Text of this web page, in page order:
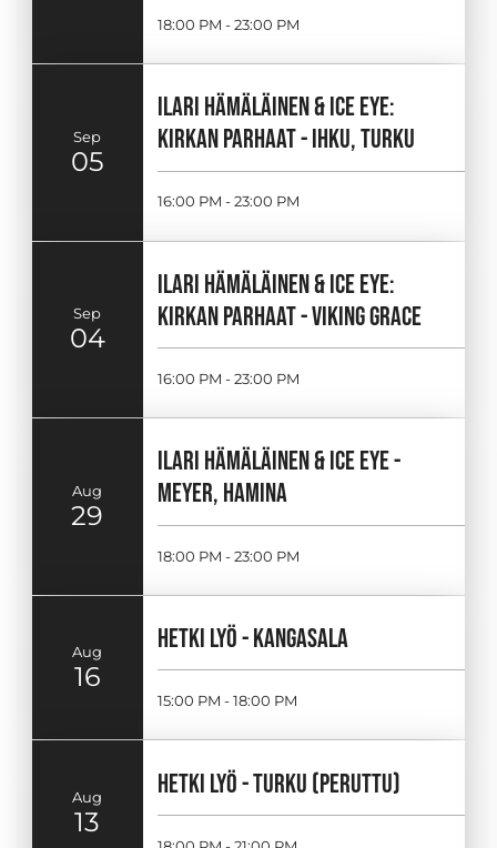
18:00 PM - 23:00 PM
Sep
05
ILARI HÄMÄLÄINEN & ICE EYE:
KIRKAN PARHAAT - IHKU, TURKU
16:00 PM - 23:00 PM
Sep
04
ILARI HÄMÄLÄINEN & ICE EYE:
KIRKAN PARHAAT - VIKING GRACE
16:00 PM - 23:00 PM
Aug
29
ILARI HÄMÄLÄINEN & ICE EYE -
MEYER, HAMINA
18:00 PM - 23:00 PM
Aug
16
HETKI LYÖ - KANGASALA
15:00 PM - 18:00 PM
Aug
13
HETKI LYÖ - TURKU (PERUTTU)